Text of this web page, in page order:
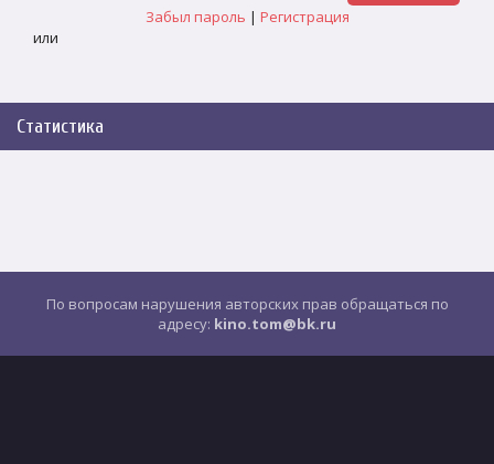
Забыл пароль | Регистрация
или
Статистика
По вопросам нарушения авторских прав обращаться по
адресу: kino.tom@bk.ru